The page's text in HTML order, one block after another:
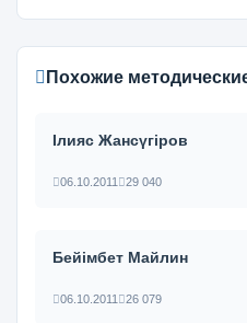
Похожие
Ілияс Жансүгіров
06.10.2011 29 040
Бейімбет Майлин
06.10.2011 26 079